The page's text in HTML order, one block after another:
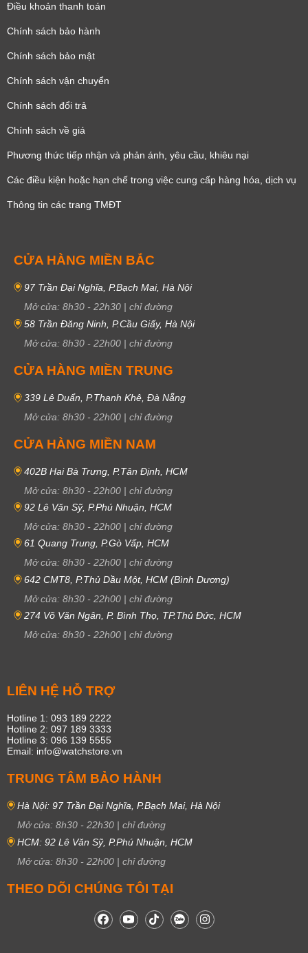
Điều khoản thanh toán
Chính sách bảo hành
Chính sách bảo mật
Chính sách vận chuyển
Chính sách đổi trả
Chính sách về giá
Phương thức tiếp nhận và phản ánh, yêu cầu, khiêu nại
Các điều kiện hoặc hạn chế trong việc cung cấp hàng hóa, dịch vụ
Thông tin các trang TMĐT
CỬA HÀNG MIỀN BẮC
97 Trần Đại Nghĩa, P.Bạch Mai, Hà Nội
Mở cửa: 8h30 - 22h30 | chỉ đường
58 Trần Đăng Ninh, P.Cầu Giấy, Hà Nội
Mở cửa: 8h30 - 22h00 | chỉ đường
CỬA HÀNG MIỀN TRUNG
339 Lê Duẩn, P.Thanh Khê, Đà Nẵng
Mở cửa: 8h30 - 22h00 | chỉ đường
CỬA HÀNG MIỀN NAM
402B Hai Bà Trưng, P.Tân Định, HCM
Mở cửa: 8h30 - 22h00 | chỉ đường
92 Lê Văn Sỹ, P.Phú Nhuận, HCM
Mở cửa: 8h30 - 22h00 | chỉ đường
61 Quang Trung, P.Gò Vấp, HCM
Mở cửa: 8h30 - 22h00 | chỉ đường
642 CMT8, P.Thủ Dầu Một, HCM (Bình Dương)
Mở cửa: 8h30 - 22h00 | chỉ đường
274 Võ Văn Ngân, P. Bình Thọ, TP.Thủ Đức, HCM
Mở cửa: 8h30 - 22h00 | chỉ đường
LIÊN HỆ HỖ TRỢ
Hotline 1: 093 189 2222
Hotline 2: 097 189 3333
Hotline 3: 096 139 5555
Email: info@watchstore.vn
TRUNG TÂM BẢO HÀNH
Hà Nội: 97 Trần Đại Nghĩa, P.Bạch Mai, Hà Nội
Mở cửa: 8h30 - 22h30 | chỉ đường
HCM: 92 Lê Văn Sỹ, P.Phú Nhuận, HCM
Mở cửa: 8h30 - 22h00 | chỉ đường
THEO DÕI CHÚNG TÔI TẠI